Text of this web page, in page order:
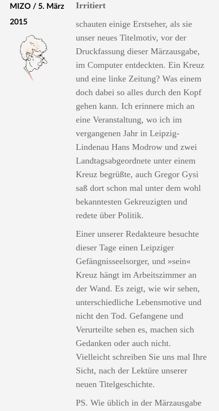
MIZO / 5. März
2015
Irritiert
schauten einige Erstseher, als sie
unser neues Titelmotiv, vor der
Druckfassung dieser Märzausgabe,
im Computer entdeckten. Ein Kreuz
und eine linke Zeitung? Was einem
doch dabei so alles durch den Kopf
gehen kann. Ich erinnere mich an
eine Veranstaltung, wo ich im
vergangenen Jahr in Leipzig-
Lindenau Hans Modrow und zwei
Landtagsabgeordnete unter einem
Kreuz begrüßte, auch Gregor Gysi
saß dort schon mal unter dem wohl
bekanntesten Gekreuzigten und
redete über Politik.
Einer unserer Redakteure besuchte
dieser Tage einen Leipziger
Gefängnisseelsorger, und »sein«
Kreuz hängt im Arbeitszimmer an
der Wand. Es zeigt, wie wir sehen,
unterschiedliche Lebensmotive und
nicht den Tod. Gefangene und
Verurteilte sehen es, machen sich
Gedanken oder auch nicht.
Vielleicht schreiben Sie uns mal Ihre
Sicht, nach der Lektüre unserer
neuen Titelgeschichte.
PS. Wie üblich in der Märzausgabe